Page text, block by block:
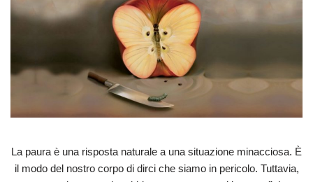
La paura è una risposta naturale a una situazione minacciosa. È
il modo del nostro corpo di dirci che siamo in pericolo. Tuttavia,